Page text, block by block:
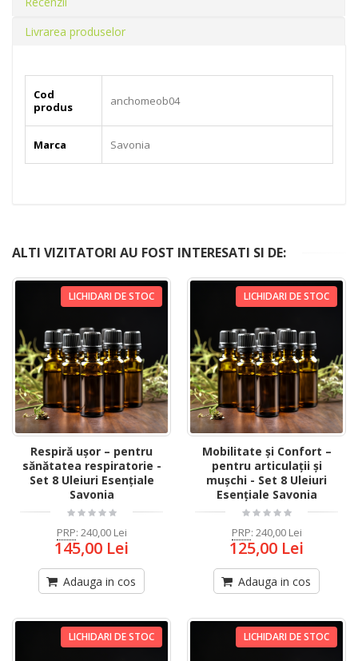
Livrarea produselor
Cod
produs
anchomeob04
Marca Savonia
ALTI VIZITATORI AU FOST INTERESATI SI DE:
LICHIDARI DE STOC
Respiră ușor – pentru
sănătatea respiratorie -
Set 8 Uleiuri Esențiale
Savonia
PRP: 240,00 Lei
145,00 Lei
Adauga in cos
LICHIDARI DE STOC
Mobilitate și Confort –
pentru articulații și
mușchi - Set 8 Uleiuri
Esențiale Savonia
PRP: 240,00 Lei
125,00 Lei
Adauga in cos
LICHIDARI DE STOC LICHIDARI DE STOC